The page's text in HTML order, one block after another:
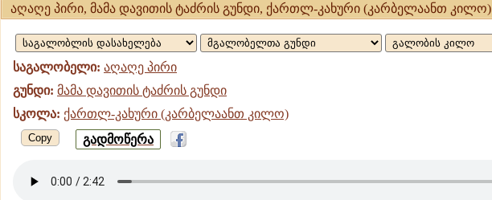
აღაღე
პირი,
მამა
დავითის
ტაძრის
გუნდი
აღაღე პირი, მამა დავითის ტაძრის გუნდი, ქართლ-კახური (კარბელაანთ კილო)
საგალობელი: აღაღე პირი
გუნდი: მამა დავითის ტაძრის გუნდი
სკოლა: ქართლ-კახური (კარბელაანთ კილო)
Copy გადმოწერა